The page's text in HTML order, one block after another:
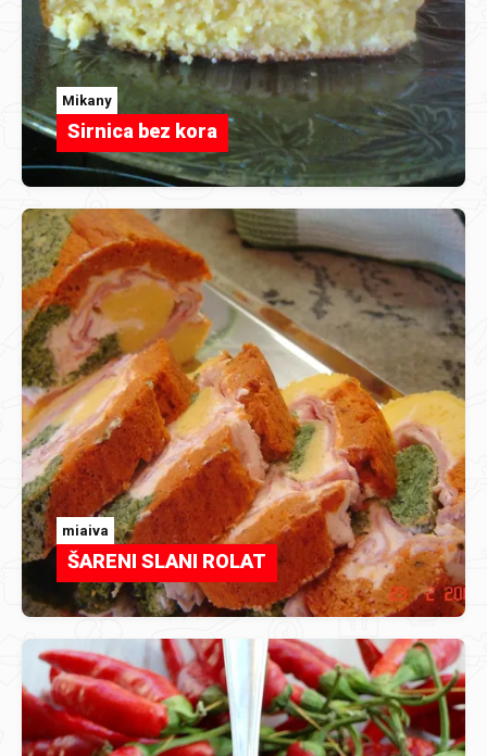
Mikany
Sirnica bez kora
miaiva
ŠARENI SLANI ROLAT